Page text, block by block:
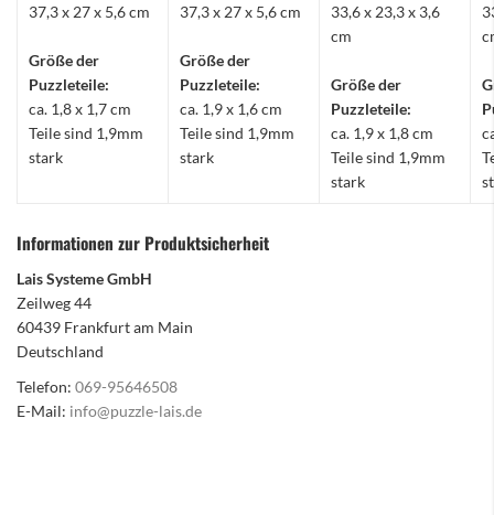
37,3 x 27 x 5,6 cm
Größe der
Puzzleteile:
ca. 1,8 x 1,7 cm
Teile sind 1,9mm
stark
37,3 x 27 x 5,6 cm
Größe der
Puzzleteile:
ca. 1,9 x 1,6 cm
Teile sind 1,9mm
stark
33,6 x 23,3 x 3,6
cm
Größe der
Puzzleteile:
ca. 1,9 x 1,8 cm
Teile sind 1,9mm
stark
Informationen zur Produktsicherheit
Lais Systeme GmbH
Zeilweg 44
60439 Frankfurt am Main
Deutschland
Telefon: 069-95646508
E-Mail: info@puzzle-lais.de